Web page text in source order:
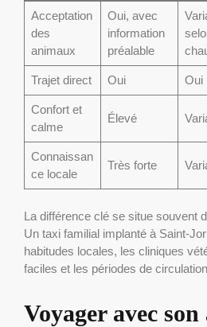
Acceptation
des
animaux
Oui, avec
information
préalable
Trajet direct Oui Oui
Confort et
calme
Élevé
Connaissan
ce locale
Très forte
La différence clé se situe souvent
Un taxi familial implanté à Saint-
habitudes locales, les cliniques
faciles et les périodes de
Voyager avec